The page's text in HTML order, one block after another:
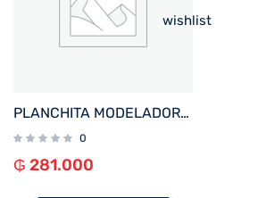
wishlist
PLANCHITA MODELADORA MULTILASER EB136 EFECTO AFRODITA 75W BIVOLT
0
₲ 281.000